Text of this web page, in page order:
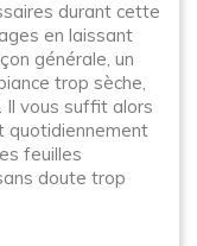
durant cette
en laissant
générale, un
trop sèche,
Il vous suffit alors
quotidiennement
feuilles
doute trop